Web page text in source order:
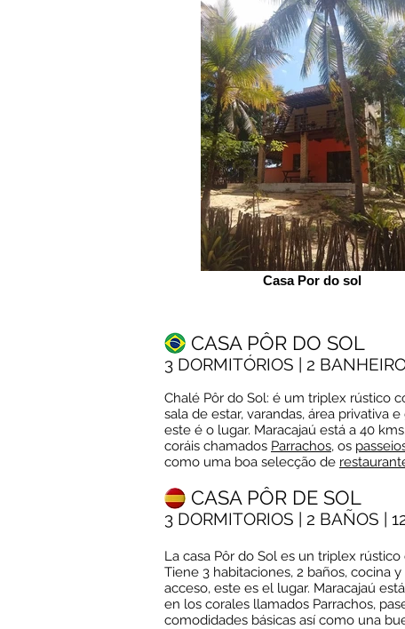
Casa Por do sol
CASA PÔR DO SOL
3 DORMITÓRIOS | 2
Chalé Pôr do Sol: é um triplex rústico
sala de estar, varandas, área privativa
este é o lugar. Maracajaú está a 40
coráis chamados Parrachos, os
como uma boa selecção de
CASA PÔR DE SOL
3 DORMITORIOS | 2 BAÑOS |
La casa Pôr do Sol es un triplex
Tiene 3 habitaciones, 2 baños, cocina
acceso, este es el lugar. Maracajaú
en los corales llamados Parrachos,
comodidades básicas así como una